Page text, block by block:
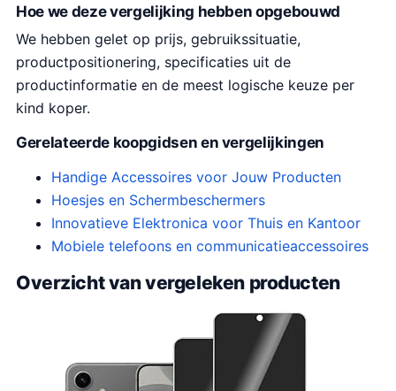
Hoe we deze vergelijking hebben opgebouwd
We hebben gelet op prijs, gebruikssituatie,
productpositionering, specificaties uit de
productinformatie en de meest logische keuze per
kind koper.
Gerelateerde koopgidsen en vergelijkingen
Handige Accessoires voor Jouw Producten
Hoesjes en Schermbeschermers
Innovatieve Elektronica voor Thuis en Kantoor
Mobiele telefoons en communicatieaccessoires
Overzicht van vergeleken producten